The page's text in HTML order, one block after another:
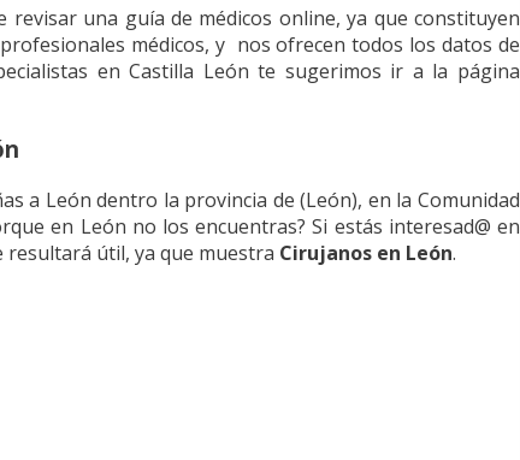
una guía de médicos online, ya que constituyen
médicos, y nos ofrecen todos los datos de
en Castilla León te sugerimos ir a la página
a León dentro la provincia de (León), en la Comunidad
en León no los encuentras? Si estás interesad@ en
útil, ya que muestra Cirujanos en León.